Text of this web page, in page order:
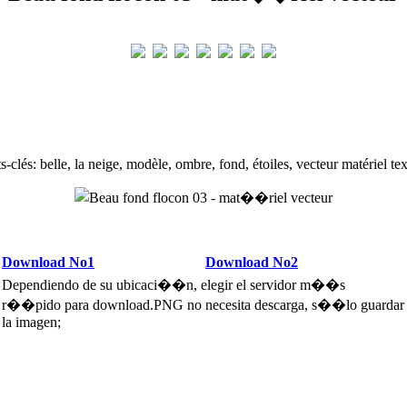
clés: belle, la neige, modèle, ombre, fond, étoiles, vecteur matériel
Download No1
Download No2
Dependiendo de su ubicaci��n, elegir el servidor m��s
r��pido para download.PNG no necesita descarga, s��lo guardar
la imagen;